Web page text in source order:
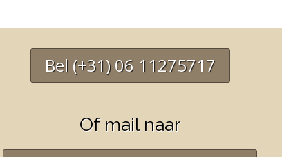
Bel (+31) 06 11275717
Of mail naar